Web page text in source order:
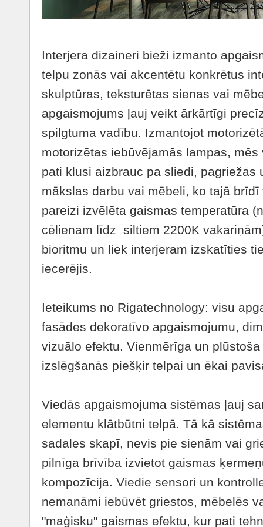
Interjera dizaineri bieži izmanto
telpu zonās vai akcentētu konkrētus
skulptūras, teksturētas sienas vai
apgaismojums ļauj veikt ārkārtīgi
spilgtuma vadību. Izmantojot
motorizētas iebūvējamās lampas,
pati klusi aizbrauc pa sliedi, pagriežas
mākslas darbu vai mēbeli, ko tajā
pareizi izvēlēta gaismas temperatūra
cēlienam līdz siltiem 2200K
bioritmu un liek interjeram izskatīties
iecerējis.
Ieteikums no Rigatechnology: visu
fasādes dekoratīvo apgaismojumu,
vizuālo efektu. Vienmērīga un
izslēgšanās piešķir telpai un ēkai
Viedās apgaismojuma sistēmas ļauj
elementu klātbūtni telpā. Tā kā
sadales skapī, nevis pie sienām vai
pilnīga brīvība izvietot gaismas
kompozīcija. Viedie sensori un
nemanāmi iebūvēt griestos, mēbelēs
"maģisku" gaismas efektu, kur pati